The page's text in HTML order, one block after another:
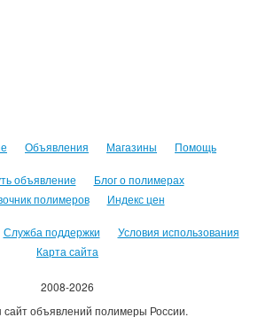
Объявления Магазины Помощь
объявление
Блог о полимерах
полимеров
Индекс цен
Служба поддержки
Условия использования
Карта сайта
2008-2026
сайт объявлений полимеры России.